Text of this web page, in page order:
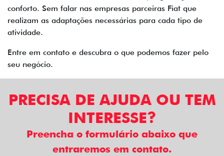
conforto. Sem falar nas empresas parceiras Fiat que
realizam as adaptações necessárias para cada tipo de
atividade.
Entre em contato e descubra o que podemos fazer pelo
seu negócio.
PRECISA DE AJUDA OU TEM
INTERESSE?
Preencha o formulário abaixo que
entraremos em contato.